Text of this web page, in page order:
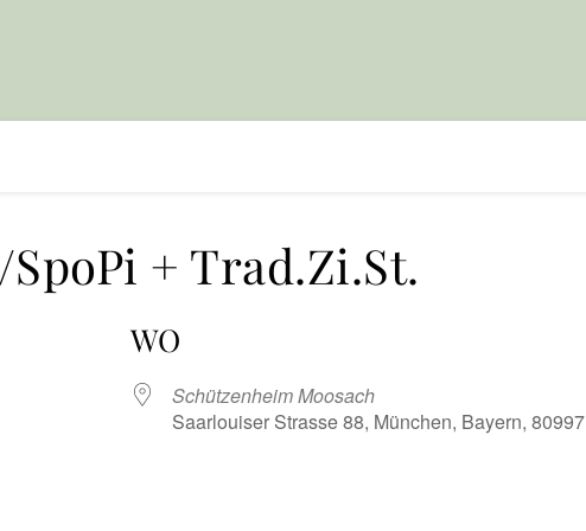
+ Trad.Zi.St.
WO
Schützenheim Moosach
Saarlouiser Strasse 88, München, Bayern, 80997